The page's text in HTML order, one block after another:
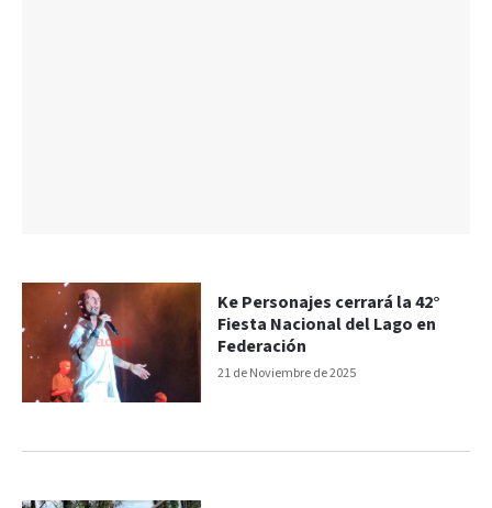
21 de Noviembre de 2025
Ke Personajes cerrará la 42°
Fiesta Nacional del Lago en
Federación